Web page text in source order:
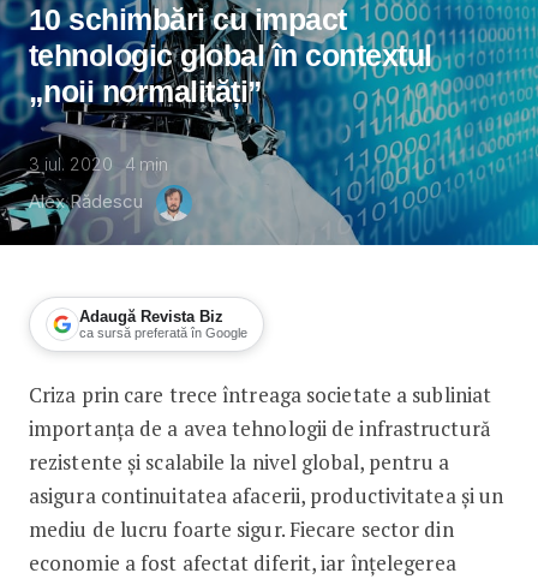
10 schimbări cu impact
tehnologic global în contextul
„noii normalități”
3 iul. 2020 4 min
Alex Rădescu
Adaugă Revista Biz
ca sursă preferată în Google
10 schimbări cu impact tehnologic
Criza prin care trece întreaga societate a subliniat
importanța de a avea tehnologii de infrastructură
rezistente și scalabile la nivel global, pentru a
asigura continuitatea afacerii, productivitatea și un
mediu de lucru foarte sigur. Fiecare sector din
economie a fost afectat diferit, iar înțelegerea